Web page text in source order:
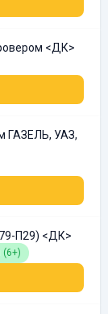
<ДК>
ГАЗЕЛЬ, УАЗ,
П29) <ДК>
(6+)